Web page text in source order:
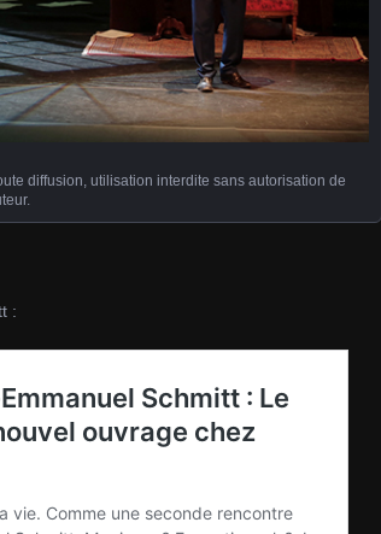
diffusion, utilisation interdite sans autorisation de
: